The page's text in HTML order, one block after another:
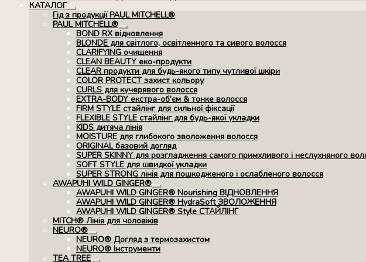
КАТАЛОГ
Розгорнуте
вкладене
меню
Гід з продукції PAUL MITCHELL®
PAUL MITCHELL®
Розгорнуте
вкладене
меню
BOND RX вiдновлення
BLONDE для світлого, освітленного та сивого волосся
CLARIFYING очищення
CLEAN BEAUTY еко-продукти
CLEAR продукти для будь-якого типу чутливої шкіри
COLOR PROTECT захист кольору
CURLS для кучерявого волосся
EXTRA-BODY екстра-об’єм & тонке волосся
FIRM STYLE стайлінг для сильної фіксації
FLEXIBLE STYLE стайлінг для будь-якої укладки
KIDS дитяча лінія
MOISTURE для глибокого зволоження волосся
ORIGINAL базовий догляд
SUPER SKINNY для розгладження самого примхливого і неслухняного
SOFT STYLE для швидкої укладки
SUPER STRONG лінія для пошкодженого і ослабленого волосся
AWAPUHI WILD GINGER®
Розгорнуте
вкладене
меню
AWAPUHI WILD GINGER® Nourishing ВІДНОВЛЕННЯ
AWAPUHI WILD GINGER® HydraSoft ЗВОЛОЖЕННЯ
AWAPUHI WILD GINGER® Style СТАЙЛІНГ
MITCH® Лінія для чоловіків
NEURO®
Розгорнуте
вкладене
меню
NEURO® Догляд з термозахистом
NEURO® Інструменти
TEA TREE